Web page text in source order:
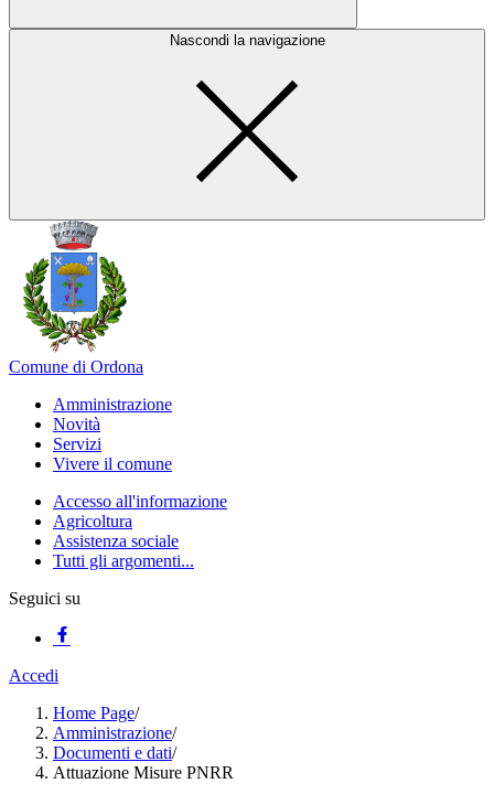
Nascondi la navigazione
Comune di Ordona
Amministrazione
Novità
Servizi
Vivere il comune
Accesso all'informazione
Agricoltura
Assistenza sociale
Tutti gli argomenti...
Seguici su
Accedi
Home Page/
Amministrazione/
Documenti e dati/
Attuazione Misure PNRR